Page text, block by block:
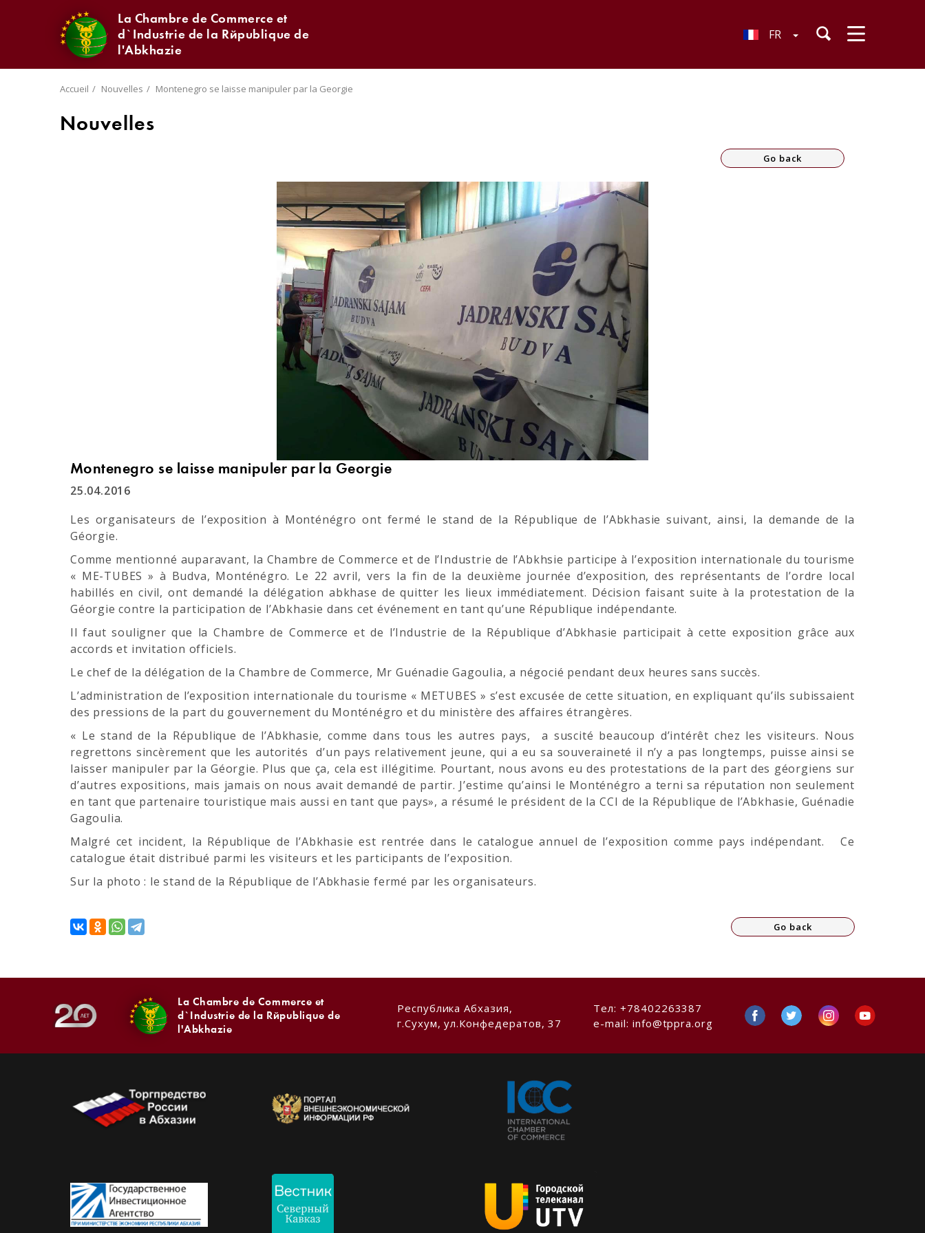
La Chambre de Commerce et
d`Industrie de la République de
l'Abkhazie
FR
Accueil Nouvelles Montenegro se laisse manipuler par la Georgie
Nouvelles
Go back
Montenegro se laisse manipuler par la Georgie
25.04.2016
Les organisateurs de l’exposition à Monténégro ont fermé le stand de la République de l’Abkhasie suivant, ainsi, la demande de la
Géorgie.
Comme mentionné auparavant, la Chambre de Commerce et de l’Industrie de l’Abkhsie participe à l’exposition internationale du tourisme
« ME-TUBES » à Budva, Monténégro. Le 22 avril, vers la fin de la deuxième journée d’exposition, des représentants de l’ordre local
habillés en civil, ont demandé la délégation abkhase de quitter les lieux immédiatement. Décision faisant suite à la protestation de la
Géorgie contre la participation de l’Abkhasie dans cet événement en tant qu’une République indépendante.
Il faut souligner que la Chambre de Commerce et de l’Industrie de la République d’Abkhasie participait à cette exposition grâce aux
accords et invitation officiels.
Le chef de la délégation de la Chambre de Commerce, Mr Guénadie Gagoulia, a négocié pendant deux heures sans succès.
L’administration de l’exposition internationale du tourisme « METUBES » s’est excusée de cette situation, en expliquant qu’ils subissaient
des pressions de la part du gouvernement du Monténégro et du ministère des affaires étrangères.
« Le stand de la République de l’Abkhasie, comme dans tous les autres pays, a suscité beaucoup d’intérêt chez les visiteurs. Nous
regrettons sincèrement que les autorités d’un pays relativement jeune, qui a eu sa souveraineté il n’y a pas longtemps, puisse ainsi se
laisser manipuler par la Géorgie. Plus que ça, cela est illégitime. Pourtant, nous avons eu des protestations de la part des géorgiens sur
d’autres expositions, mais jamais on nous avait demandé de partir. J’estime qu’ainsi le Monténégro a terni sa réputation non seulement
en tant que partenaire touristique mais aussi en tant que pays», a résumé le président de la CCI de la République de l’Abkhasie, Guénadie
Gagoulia.
Malgré cet incident, la République de l’Abkhasie est rentrée dans le catalogue annuel de l’exposition comme pays indépendant. Ce
catalogue était distribué parmi les visiteurs et les participants de l’exposition.
Sur la photo : le stand de la République de l’Abkhasie fermé par les organisateurs.
Go back
La Chambre de Commerce et
d`Industrie de la République de
l'Abkhazie
Республика Абхазия,
г.Сухум, ул.Конфедератов, 37
Тел: +78402263387
e-mail: info@tppra.org